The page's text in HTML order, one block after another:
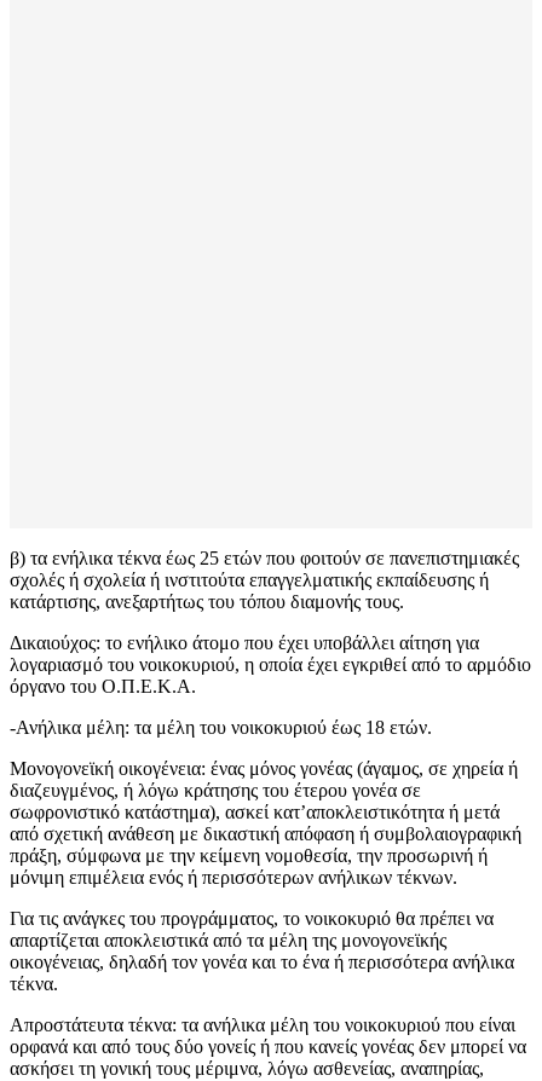
β) τα ενήλικα τέκνα έως 25 ετών που φοιτούν σε πανεπιστημιακές
σχολές ή σχολεία ή ινστιτούτα επαγγελματικής εκπαίδευσης ή
κατάρτισης, ανεξαρτήτως του τόπου διαμονής τους.
Δικαιούχος: το ενήλικο άτομο που έχει υποβάλλει αίτηση για
λογαριασμό του νοικοκυριού, η οποία έχει εγκριθεί από το αρμόδιο
όργανο του Ο.Π.Ε.Κ.Α.
-Ανήλικα μέλη: τα μέλη του νοικοκυριού έως 18 ετών.
Μονογονεϊκή οικογένεια: ένας μόνος γονέας (άγαμος, σε χηρεία ή
διαζευγμένος, ή λόγω κράτησης του έτερου γονέα σε
σωφρονιστικό κατάστημα), ασκεί κατ’αποκλειστικότητα ή μετά
από σχετική ανάθεση με δικαστική απόφαση ή συμβολαιογραφική
πράξη, σύμφωνα με την κείμενη νομοθεσία, την προσωρινή ή
μόνιμη επιμέλεια ενός ή περισσότερων ανήλικων τέκνων.
Για τις ανάγκες του προγράμματος, το νοικοκυριό θα πρέπει να
απαρτίζεται αποκλειστικά από τα μέλη της μονογονεϊκής
οικογένειας, δηλαδή τον γονέα και το ένα ή περισσότερα ανήλικα
τέκνα.
Απροστάτευτα τέκνα: τα ανήλικα μέλη του νοικοκυριού που είναι
ορφανά και από τους δύο γονείς ή που κανείς γονέας δεν μπορεί να
ασκήσει τη γονική τους μέριμνα, λόγω ασθενείας, αναπηρίας,